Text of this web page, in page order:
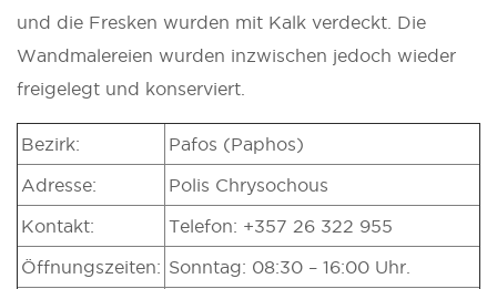
und die Fresken wurden mit Kalk verdeckt. Die
Wandmalereien wurden inzwischen jedoch wieder
freigelegt und konserviert.
Bezirk: Pafos (Paphos)
Adresse: Polis Chrysochous
Kontakt: Telefon: +357 26 322 955
Öffnungszeiten: Sonntag: 08:30 – 16:00 Uhr.